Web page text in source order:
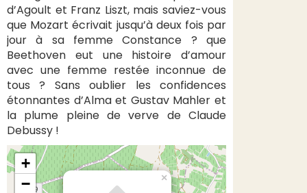
d’Agoult et Franz Liszt, mais saviez-vous
que Mozart écrivait jusqu’à deux fois par
jour à sa femme Constance ? que
Beethoven eut une histoire d’amour
avec une femme restée inconnue de
tous ? Sans oublier les confidences
étonnantes d’Alma et Gustav Mahler et
la plume pleine de verve de Claude
Debussy !
×
+
−